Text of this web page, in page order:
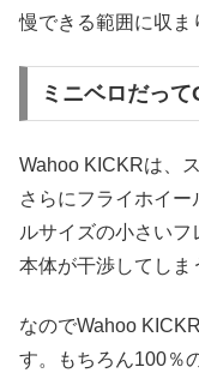
慢できる範囲に収ま
ミニベロだって
Wahoo KICKRは、
さらにフライホイ
ルサイズの小さい
本体が干渉してしま
なのでWahoo
す。もちろん100％